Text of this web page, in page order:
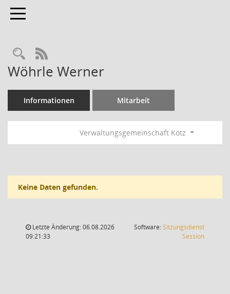
Toggle navigation
Rechercheauswahl
RSS-Feed
Wöhrle Werner
Informationen Mitarbeit
Verwaltungsgemeinschaft Kötz
Keine Daten gefunden.
Letzte Änderung: 06.08.2026
09:21:33
Software:Sitzungsdienst
Session(Wird in